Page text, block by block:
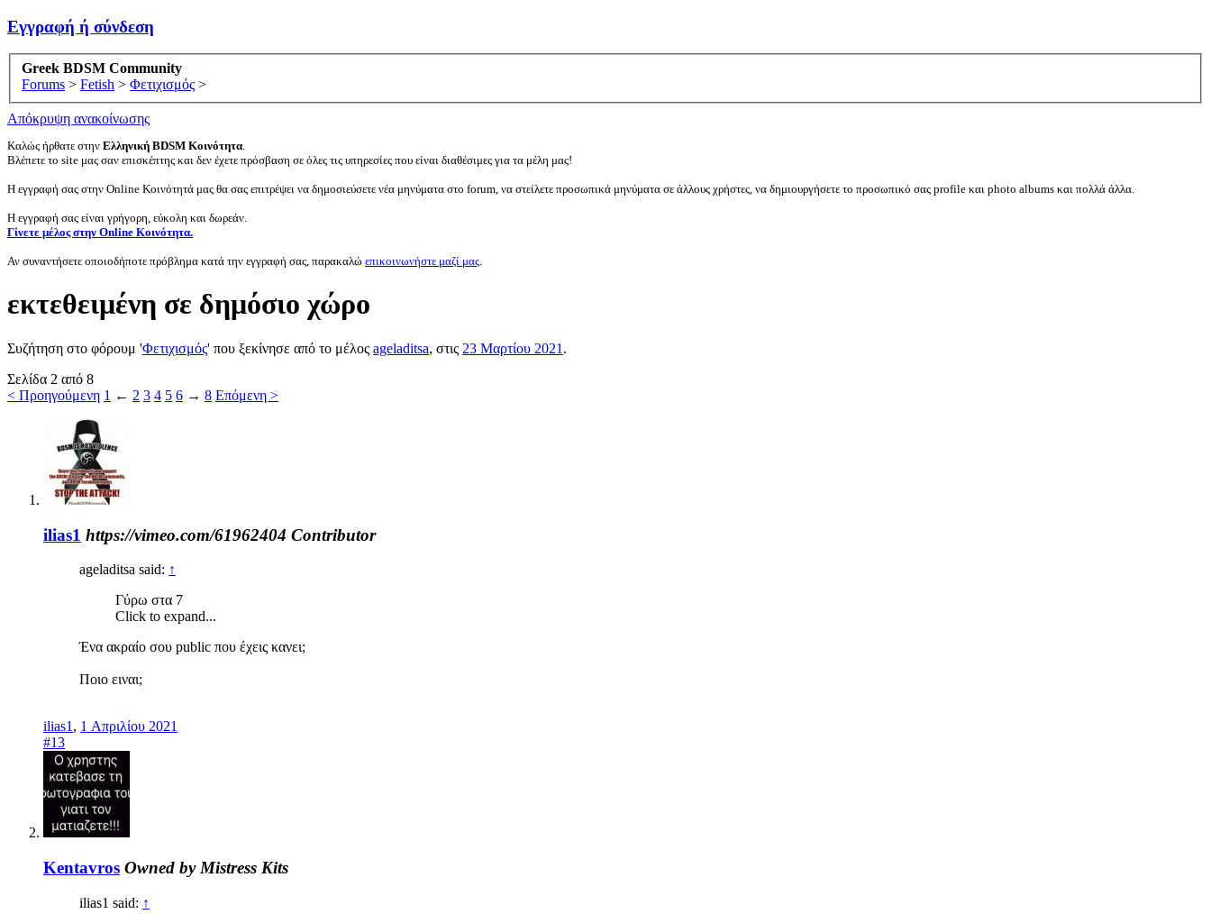
Εγγραφή ή σύνδεση
Greek BDSM Community
Forums > Fetish > Φετιχισμός >
Απόκρυψη ανακοίνωσης
Καλώς ήρθατε στην Ελληνική BDSM Κοινότητα.
Βλέπετε το site μας σαν επισκέπτης και δεν έχετε πρόσβαση σε όλες τις υπηρεσίες που είναι διαθέσιμες για τα μέλη μας!
Η εγγραφή σας στην Online Κοινότητά μας θα σας επιτρέψει να δημοσιεύσετε νέα μηνύματα στο forum, να στείλετε προσωπικά μηνύματα σε άλλους χρήστες, να δημιουργήσετε το προσωπικό σας profile και photo albums και πολλά άλλα.
Η εγγραφή σας είναι γρήγορη, εύκολη και δωρεάν.
Γίνετε μέλος στην Online Κοινότητα.
Αν συναντήσετε οποιοδήποτε πρόβλημα κατά την εγγραφή σας, παρακαλώ επικοινωνήστε μαζί μας.
εκτεθειμένη σε δημόσιο χώρο
Συζήτηση στο φόρουμ 'Φετιχισμός' που ξεκίνησε από το μέλος ageladitsa, στις 23 Μαρτίου 2021 .
Σελίδα 2 από 8
< Προηγούμενη 1 ← 2 3 4 5 6 → 8 Επόμενη >
ilias1 https://vimeo.com/61962404 Contributor
ageladitsa said: ↑
Γύρω στα 7
Click to expand...
Ένα ακραίο σου public που έχεις κανει;
Ποιο ειναι;
ilias1 , 1 Απριλίου 2021
#13
Kentavros Owned by Mistress Kits
ilias1 said: ↑